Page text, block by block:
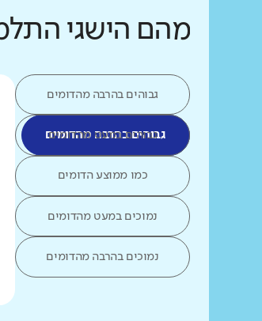
מהם הישגי
גבוהים בהרבה מהדומים
גבוהים בהרבה מהדומים
גבוהים במעט מהדומים
כמו ממוצע הדומים
נמוכים במעט מהדומים
נמוכים בהרבה מהדומים